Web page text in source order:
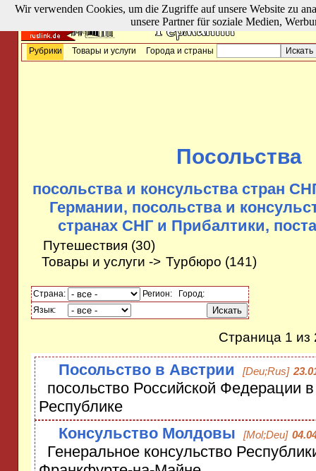
Рубрики Товары и услуги Города и страны
Посольства
посольства и консульства стран
Германии, посольства и
странах СНГ и Прибалтики,
Путешествия (30)
Товары и услуги -> Турбюро (141)
Страна: Регион:
Город:
Язык:
Страница 1
Посольство в Австрии [Deu;Rus]
посольство Российской Федерации
Республике
Консульство Молдовы
[Mol;Deu]
Генеральное консульство
Wir verwenden Cookies, um die Zugriffe auf unsere Website zu
unsere Partner für soziale Medien,